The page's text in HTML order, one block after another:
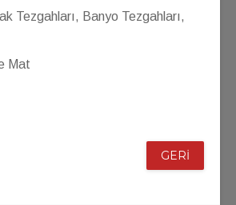
Tezgahları, Banyo Tezgahları,
Mat
GERİ